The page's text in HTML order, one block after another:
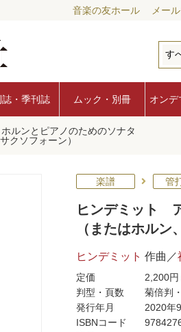
音楽の友ホール メー
誌・季刊誌 ムック・別冊 オンデ
ルンとピアノのためのソナタ
クソフォーン）
楽譜 管
ヒンデミット
（またはホルン
ヒンデミット 作曲／
定価 2,200円
判型・頁数
菊倍判
発行年月
2020年
ISBNコード